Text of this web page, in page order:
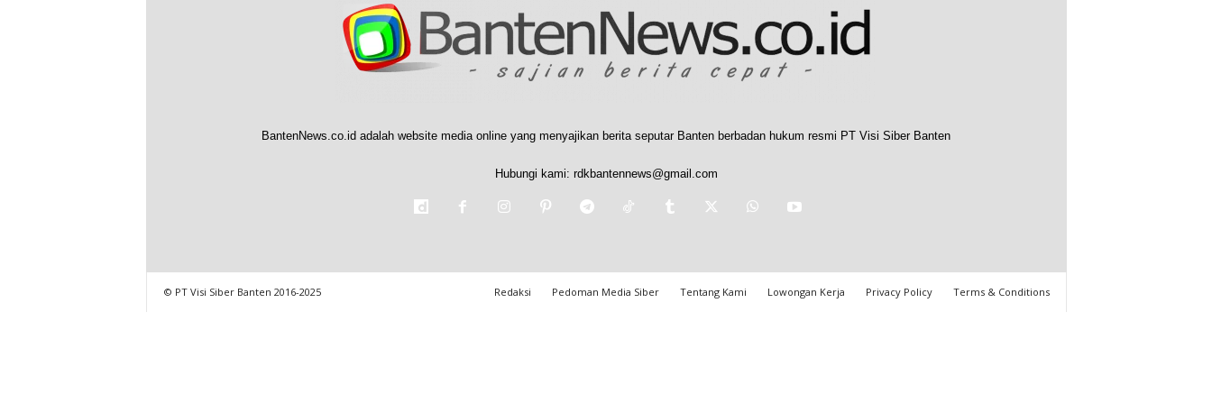
BantenNews.co.id adalah website media online yang menyajikan berita seputar Banten berbadan hukum resmi PT Visi Siber Banten
Hubungi kami: rdkbantennews@gmail.com
Redaksi Pedoman Media Siber Tentang Kami Lowongan Kerja Privacy Policy Terms & Conditions
© PT Visi Siber Banten 2016-2025